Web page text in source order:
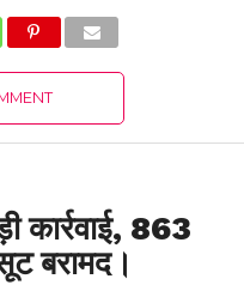
कार्रवाई, 863
बरामद।